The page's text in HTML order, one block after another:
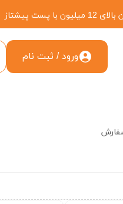
با پست پیشتاز
ورود / ثبت نام